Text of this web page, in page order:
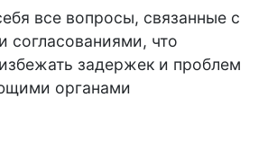
все вопросы, связанные с
согласованиями, что
задержек и проблем
органами